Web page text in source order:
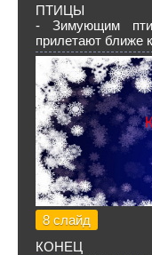
ПТИЦЫ
- Зимующим
прилетают ближе
8 слайд
КОНЕЦ